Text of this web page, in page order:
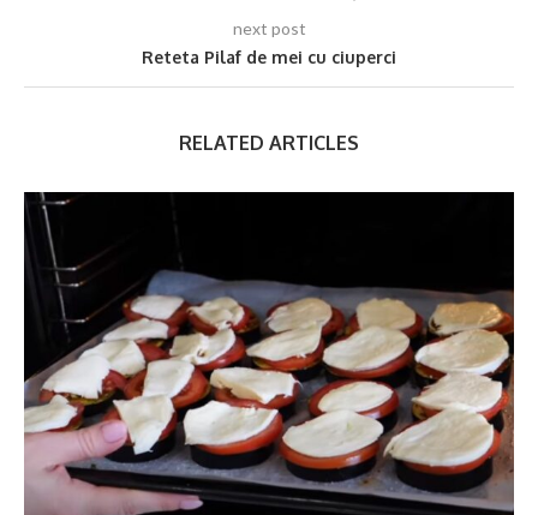
next post
Reteta Pilaf de mei cu ciuperci
RELATED ARTICLES